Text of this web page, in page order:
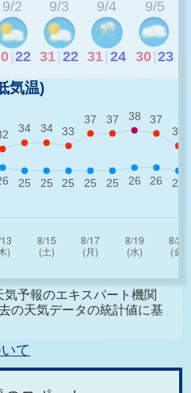
9/2
22
9/3
31 22
9/4
31 24
9/5
30 23
気温)
予報のエキスパート機関
の天気データの統計値に基
て